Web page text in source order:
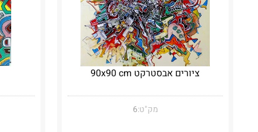
ציורים אבסטרקט 90x90 cm
מק"ט:6